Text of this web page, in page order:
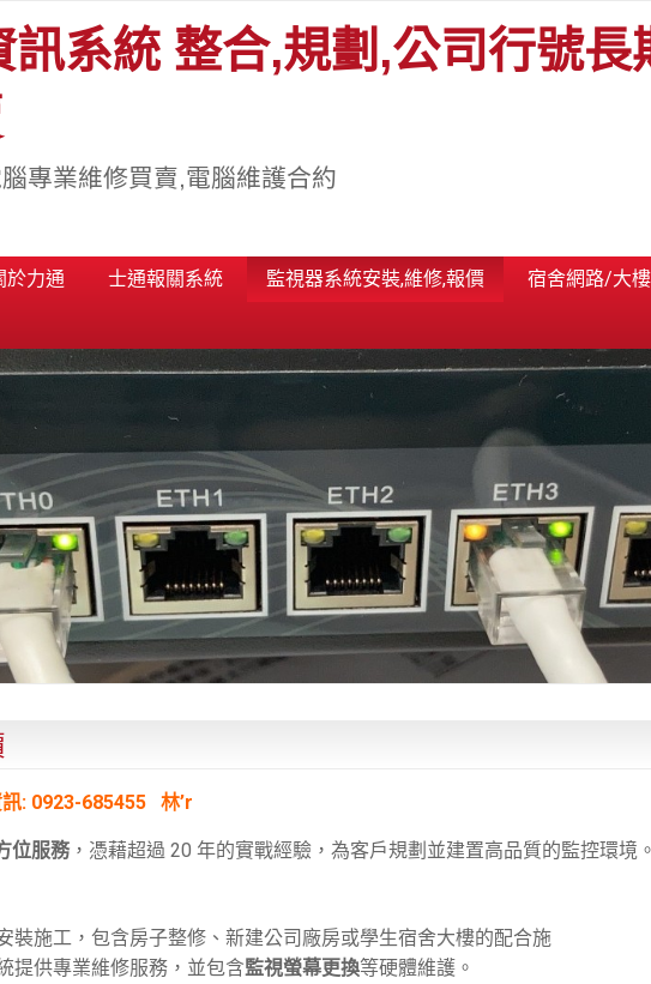
訊系統 整合,規劃,公司行號
專業維修買賣,電腦維護合約
於力通 士通報關系統 監視器系統安裝,維修,報價 宿舍網路/大
0923-685455 林’r
位服務 ，憑藉超過 20 年的實戰經驗，為客戶規劃並建置高品質的監控環境 。
裝施工，包含房子整修、新建公司廠房或學生宿舍大樓的配合施
提供專業維修服務，並包含監視螢幕更換等硬體維護 。